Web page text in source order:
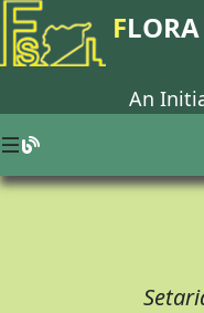
FLORA
An